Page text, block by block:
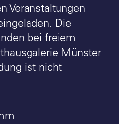
Veranstaltungen
Die
bei freiem
Münster
ist nicht